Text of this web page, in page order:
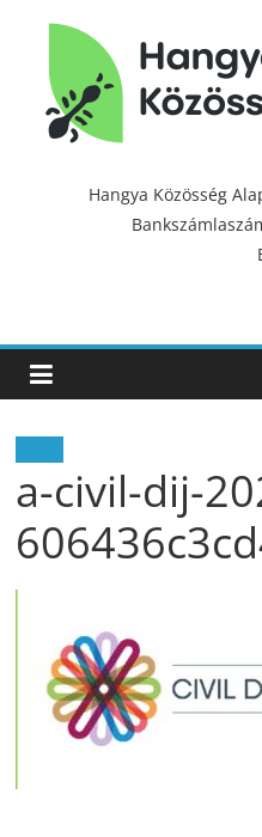
Hangya
Közösség
Hangya Közösség
a-civil-dij-